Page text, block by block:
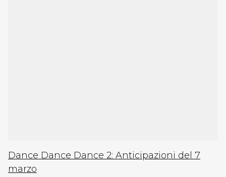
Dance Dance Dance 2: Anticipazioni del 7
marzo